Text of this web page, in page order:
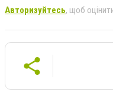
Авторизуйтесь, щоб